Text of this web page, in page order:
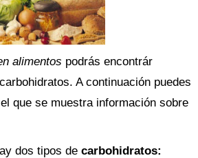
alimentos podrás encontrár
A continuación puedes
que se muestra información sobre
dos tipos de carbohidratos: